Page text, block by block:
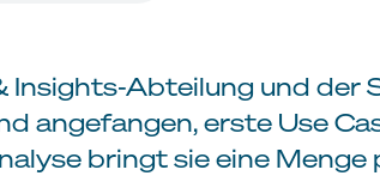
Abteilung und der
angefangen, erste Use
bringt sie eine